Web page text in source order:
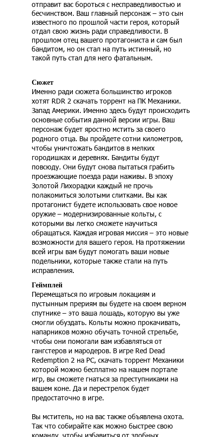
отправит вас бороться с несправедливостью и
бесчинством. Ваш главный персонаж – это сын
известного по прошлой части героя, который
отдал свою жизнь ради справедливости. В
прошлом отец вашего протагониста и сам был
бандитом, но он стал на путь истинный, но
такой путь стал для него фатальным.
Сюжет
Именно ради сюжета большинство игроков
хотят RDR 2 скачать торрент на ПК Механики.
Запад Америки. Именно здесь будут происходить
основные события данной версии игры. Ваш
персонаж будет яростно мстить за своего
родного отца. Вы пройдете сотни километров,
чтобы уничтожать бандитов в мелких
городишках и деревнях. Бандиты будут
повсюду. Они будут снова пытаться грабить
проезжающие поезда ради наживы. В эпоху
Золотой Лихорадки каждый не прочь
полакомиться золотыми слитками. Вы как
протагонист будете использовать свое новое
оружие – модернизированные кольты, с
которыми вы легко сможете научиться
обращаться. Каждая игровая миссия – это новые
возможности для вашего героя. На протяжении
всей игры вам будут помогать ваши новые
подельники, которые также стали на путь
исправления.
Геймплей
Перемещаться по игровым локациям и
пустынным прериям вы будете на своем верном
спутнике – это ваша лошадь, которую вы уже
смогли обуздать. Кольты можно прокачивать,
напарников можно обучать точной стрельбе,
чтобы они помогали вам избавляться от
гангстеров и мародеров. В игре Red Dead
Redemption 2 на PC, скачать торрент Механики
которой можно бесплатно на нашем портале
игр, вы сможете гнаться за преступниками на
вашем коне. Да и перестрелок будет
предостаточно в игре.
Вы мститель, но на вас также объявлена охота.
Так что собирайте как можно быстрее свою